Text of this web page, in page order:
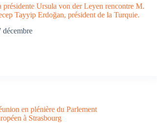
présidente Ursula von der Leyen rencontre M.
Tayyip Erdoğan, président de la Turquie.
décembre
en plénière du Parlement
à Strasbourg